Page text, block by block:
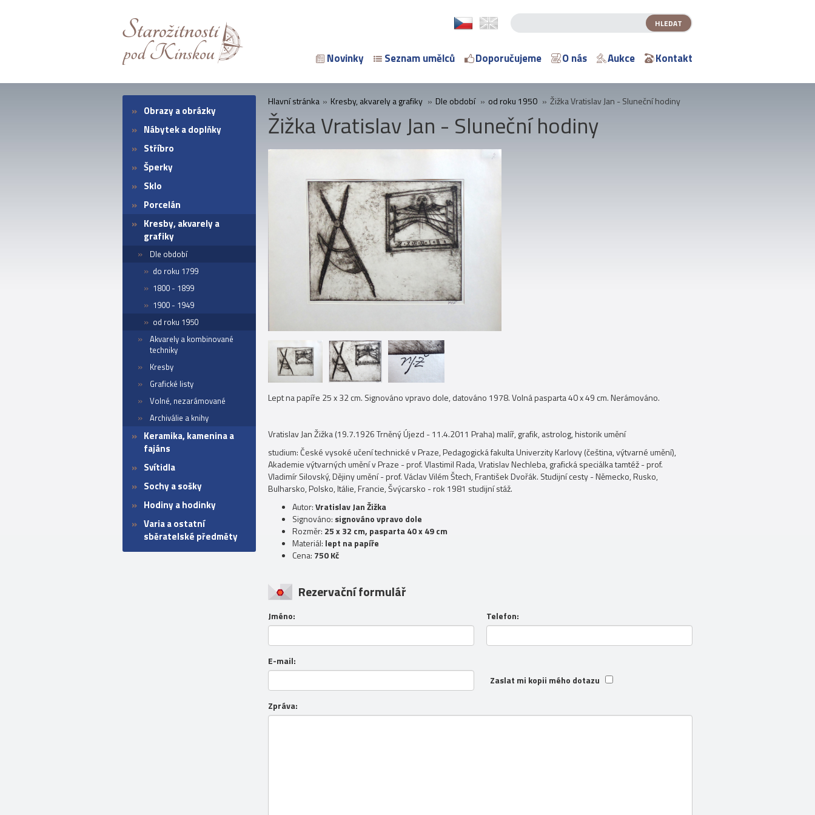
Novinky Seznam umělců Doporučujeme O nás Aukce Kontakt
Obrazy a obrázky
Nábytek a doplňky
Stříbro
Šperky
Sklo
Porcelán
Kresby, akvarely a
grafiky
Dle období
do roku 1799
1800 - 1899
1900 - 1949
od roku 1950
Akvarely a kombinované
techniky
Kresby
Grafické listy
Volné, nezarámované
Archiválie a knihy
Keramika, kamenina a
fajáns
Svítidla
Sochy a sošky
Hodiny a hodinky
Varia a ostatní
sběratelské předměty
Hlavní stránka » Kresby, akvarely a grafiky » Dle období » od roku 1950 » Žižka Vratislav Jan - Sluneční hodiny
Žižka Vratislav Jan - Sluneční hodiny
Lept na papíře 25 x 32 cm. Signováno vpravo dole, datováno 1978. Volná pasparta 40 x 49 cm. Nerámováno.
Vratislav Jan Žižka (19.7.1926 Trněný Újezd - 11.4.2011 Praha) malíř, grafik, astrolog, historik umění
studium: České vysoké učení technické v Praze, Pedagogická fakulta Univerzity Karlovy (čeština, výtvarné umění),
Akademie výtvarných umění v Praze - prof. Vlastimil Rada, Vratislav Nechleba, grafická speciálka tamtéž - prof.
Vladimír Silovský, Dějiny umění - prof. Václav Vilém Štech, František Dvořák. Studijní cesty - Německo, Rusko,
Bulharsko, Polsko, Itálie, Francie, Švýcarsko - rok 1981 studijní stáž.
Autor:Vratislav Jan Žižka
Signováno: signováno vpravo dole
Rozměr: 25 x 32 cm, pasparta 40 x 49 cm
Materiál: lept na papíře
Cena: 750 Kč
Rezervační formulář
Jméno: Telefon:
E-mail:
Zaslat mi kopii mého dotazu
Zpráva: